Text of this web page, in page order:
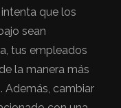
que los
sean
tus empleados
la manera más
Además, cambiar